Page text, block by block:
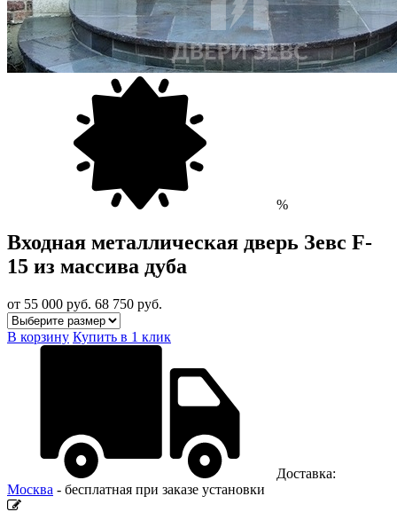
%
Входная металлическая дверь Зевс F-
15 из массива дуба
от 55 000 руб. 68 750 руб.
В корзину Купить в 1 клик
Доставка:
Москва - бесплатная при заказе установки